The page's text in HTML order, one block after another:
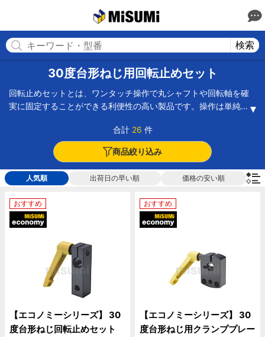
検索
30度台形ねじ用回転止めセット
回転止めセットとは、ワンタッチ操作で丸シャフトや回転軸を確
実に固定することができる利便性の高い製品です。操作は単純
回すだけでロックがかかります。その際にクリック感があるの
で、締め過ぎや締め不足の心配なく、誰でも簡単に安定した締め
付け状態でロックできることが最大の特徴です。高さや傾斜、幅
を思い通りの位置で調整した後のロックに最適で、コンベアガイ
ド、シートカッター、各種検査機、破壊試験治具など幅広いシー
ンで使用できます。またクランプレバーの位置が2種類あるタイプ
もあり、設置場所で使いやすい方向にレバーが付いているタイプ
を選択できます。関連商品にインジケータ、軸受、固定ボルトな
合計 26 件
商品絞り込み
人気順 出荷日の早い順 価格の安い順
おすすめ
【エコノミーシリーズ】 30
度台形ねじ回転止めセット
おすすめ
【エコノミーシリーズ】 30
度台形ねじ用クランププレー